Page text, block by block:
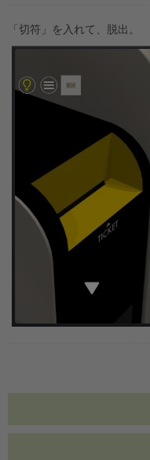
「切符」を入れて、脱出。